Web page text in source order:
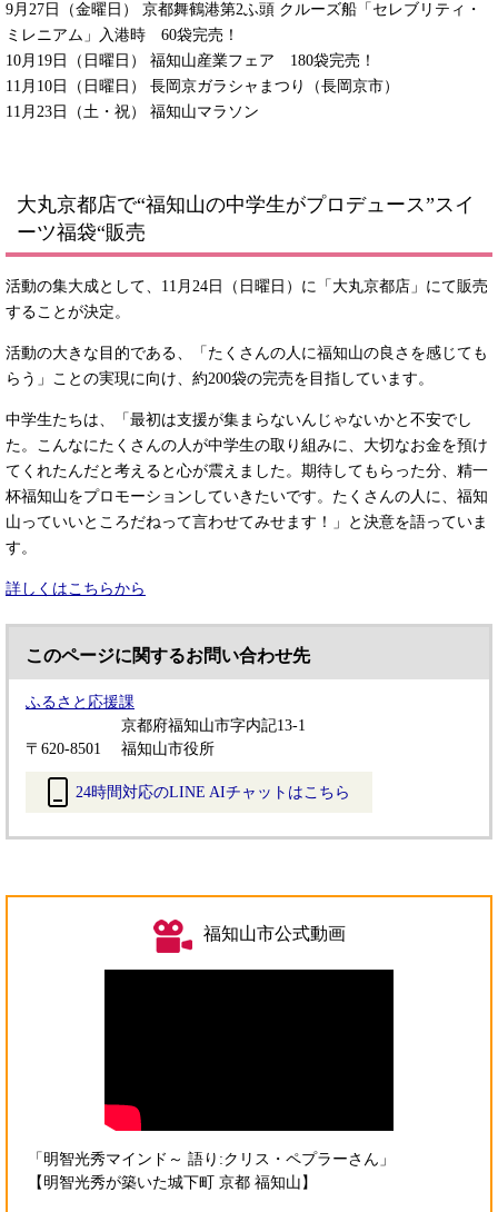
9月27日（金曜日） 京都舞鶴港第2ふ頭 クルーズ船「セレブリティ・
ミレニアム」入港時 60袋完売！
10月19日（日曜日） 福知山産業フェア 180袋完売！
11月10日（日曜日） 長岡京ガラシャまつり（長岡京市）
11月23日（土・祝） 福知山マラソン
大丸京都店で“福知山の中学生がプロデュース”スイ
ーツ福袋“販売
活動の集大成として、11月24日（日曜日）に「大丸京都店」にて販売
することが決定。
活動の大きな目的である、「たくさんの人に福知山の良さを感じても
らう」ことの実現に向け、約200袋の完売を目指しています。
中学生たちは、「最初は支援が集まらないんじゃないかと不安でし
た。こんなにたくさんの人が中学生の取り組みに、大切なお金を預け
てくれたんだと考えると心が震えました。期待してもらった分、精一
杯福知山をプロモーションしていきたいです。たくさんの人に、福知
山っていいところだねって言わせてみせます！」と決意を語っていま
す。
詳しくはこちらから
このページに関するお問い合わせ先
ふるさと応援課
〒620-8501
京都府福知山市字内記13-1
福知山市役所
24時間対応のLINE AIチャットはこちら
リ
福知山市公式動画
「明智光秀マインド～ 語り:クリス・ペプラーさん」
【明智光秀が築いた城下町 京都 福知山】